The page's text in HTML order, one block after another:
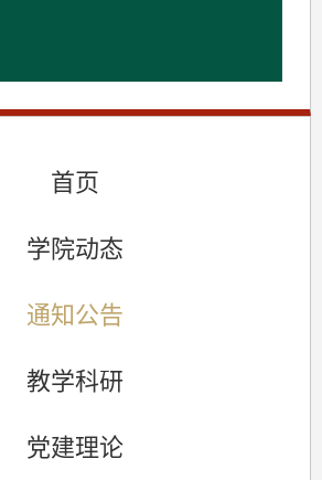
首页
学院动态
通知公告
教学科研
党建理论